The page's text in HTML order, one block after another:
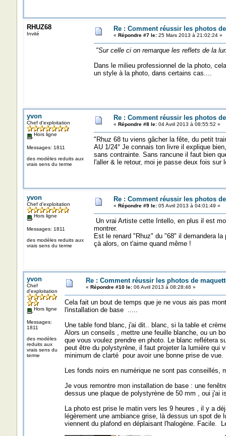
RHUZ68
Invité
Re : Comment réussir les photos
« Répondre #7 le:25 Mars 2013 à 21:02:24 »
"Sur celle ci on remarque les reflets de la
Dans le milieu professionnel de la photo,
un style à la photo, dans certains cas....
yvon
Chef d'exploitation
Hors ligne
Messages: 1811
des modèles reduits aux
vrais sens du terme
Re : Comment réussir les photos
« Répondre #8 le:04 Avril 2013 à 08:55:52 »
"Rhuz 68 tu viens gâcher la fête, du petit
AU 1/24° Je connais ton livre il explique
sans contrainte. Sans rancune il faut bien
l'aller & le retour, moi je passe deux fois sur
yvon
Chef d'exploitation
Hors ligne
Messages: 1811
des modèles reduits aux
vrais sens du terme
Re : Comment réussir les photos
« Répondre #9 le:05 Avril 2013 à 04:01:49 »
Un vrai Artiste cette Intello, en plus il est
montrer.
Est le renard "Rhuz" du "68" il demandera
çà alors, on t'aime quand même !
yvon
Chef
d'exploitation
Hors ligne
Messages:
1811
des modèles
reduits aux
vrais sens du
terme
Re : Comment réussir les photos de
« Répondre #10 le:06 Avril 2013 à 08:28:46 »
Cela fait un bout de temps que je ne vous ais pas
l'installation de base .....
Une table fond blanc, j'ai dit.. blanc, si la table et
Alors un conseils , mettre une feuille blanche, ou un
que vous voulez prendre en photo. Le blanc reflétera
peut être du polystyrène, il faut projeter la lumière qui
minimum de clarté pour avoir une bonne prise de vue.
Les fonds noirs en numérique ne sont pas
Je vous remontre mon installation de base : une
dessus une plaque de polystyrène de 50 mm , oui j'ai
La photo est prise le matin vers les 9 heures , il y a
légèrement une ambiance grise, là dessus un spot
viennent du plafond en déplaisant l'halogène. Facile.